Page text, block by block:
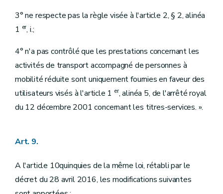
3° ne respecte pas la règle visée à l'article 2, § 2, alinéa
1 er, i.;
4° n'a pas contrôlé que les prestations concernant les
activités de transport accompagné de personnes à
mobilité réduite sont uniquement fournies en faveur des
utilisateurs visés à l'article 1 er, alinéa 5, de l'arrêté royal
du 12 décembre 2001 concernant les titres-services. ».
Art. 9.
A l'article 10quinquies de la même loi, rétabli par le
décret du 28 avril 2016, les modifications suivantes